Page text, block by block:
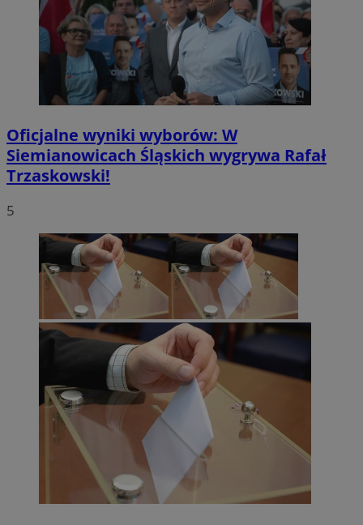
Oficjalne wyniki wyborów: W
Siemianowicach Śląskich wygrywa Rafał
Trzaskowski!
5